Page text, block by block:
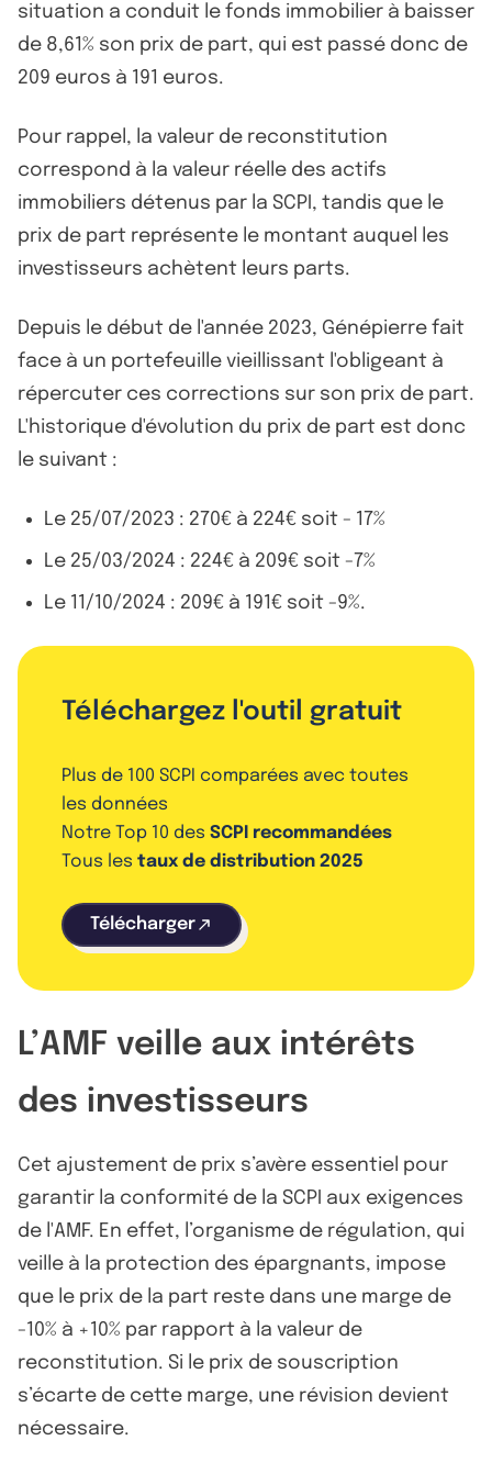
situation a conduit le fonds immobilier à baisser
de 8,61% son prix de part, qui est passé donc de
209 euros à 191 euros.
Pour rappel, la valeur de reconstitution
correspond à la valeur réelle des actifs
immobiliers détenus par la SCPI, tandis que le
prix de part représente le montant auquel les
investisseurs achètent leurs parts.
Depuis le début de l'année 2023, Génépierre fait
face à un portefeuille vieillissant l'obligeant à
répercuter ces corrections sur son prix de part.
L'historique d'évolution du prix de part est donc
le suivant :
Le 25/07/2023 : 270€ à 224€ soit - 17%
Le 25/03/2024 : 224€ à 209€ soit -7%
Le 11/10/2024 : 209€ à 191€ soit -9%.
Téléchargez l'outil gratuit
Plus de 100 SCPI comparées avec toutes
les données
Notre Top 10 des SCPI recommandées
Tous les taux de distribution 2025
Télécharger
L’AMF veille aux intérêts
des investisseurs
Cet ajustement de prix s’avère essentiel pour
garantir la conformité de la SCPI aux exigences
de l'AMF. En effet, l’organisme de régulation, qui
veille à la protection des épargnants, impose
que le prix de la part reste dans une marge de
-10% à +10% par rapport à la valeur de
reconstitution. Si le prix de souscription
s’écarte de cette marge, une révision devient
nécessaire.